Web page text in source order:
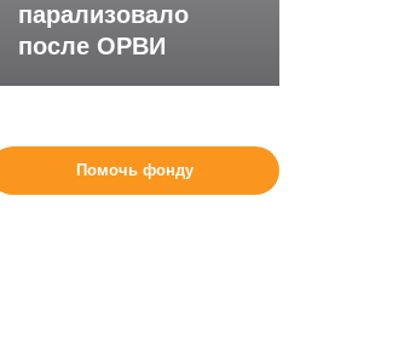
парализовало
после ОРВИ
Помочь фонду